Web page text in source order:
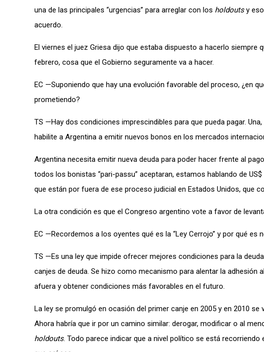
una de las principales “urgencias” para arreglar con los holdoutsy eso
acuerdo.
El viernes el juez Griesa dijo que estaba dispuesto a hacerlo
febrero, cosa que el Gobierno seguramente va a hacer.
EC —Suponiendo que hay una evolución favorable del proceso, ¿en
prometiendo?
TS —Hay dos condiciones imprescindibles para que pueda pagar.
habilite a Argentina a emitir nuevos bonos en los mercados
Argentina necesita emitir nueva deuda para poder hacer frente al
todos los bonistas “pari-passu” aceptaran, estamos hablando de
que están por fuera de ese proceso judicial en Estados Unidos, que
La otra condición es que el Congreso argentino vote a favor de
EC —Recordemos a los oyentes qué es la “Ley Cerrojo” y por qué es
TS —Es una ley que impide ofrecer mejores condiciones para la
canjes de deuda. Se hizo como mecanismo para alentar la
afuera y obtener condiciones más favorables en el futuro.
La ley se promulgó en ocasión del primer canje en 2005 y en 2010
Ahora habría que ir por un camino similar: derogar, modificar o al
holdouts. Todo parece indicar que a nivel político se está